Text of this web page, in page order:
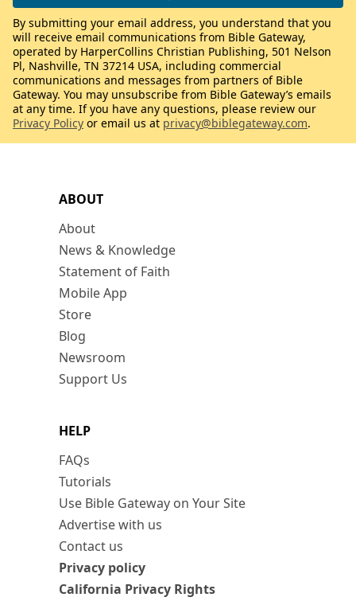
ABOUT
About
News & Knowledge
Statement of Faith
Mobile App
Store
Blog
Newsroom
Support Us
HELP
FAQs
Tutorials
Use Bible Gateway on Your Site
Advertise with us
Contact us
Privacy policy
California Privacy Rights
By submitting your email address, you understand that you
will receive email communications from Bible Gateway,
operated by HarperCollins Christian Publishing, 501 Nelson
Pl, Nashville, TN 37214 USA, including commercial
communications and messages from partners of Bible
Gateway. You may unsubscribe from Bible Gateway’s emails
at any time. If you have any questions, please review our
Privacy Policy or email us at privacy@biblegateway.com.